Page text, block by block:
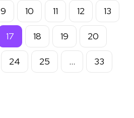
9 10 11 12 13
17 18 19 20
24 25 … 33